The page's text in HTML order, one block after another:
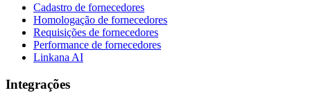
Cadastro de fornecedores
Homologação de fornecedores
Requisições de fornecedores
Performance de fornecedores
Linkana AI
Integrações